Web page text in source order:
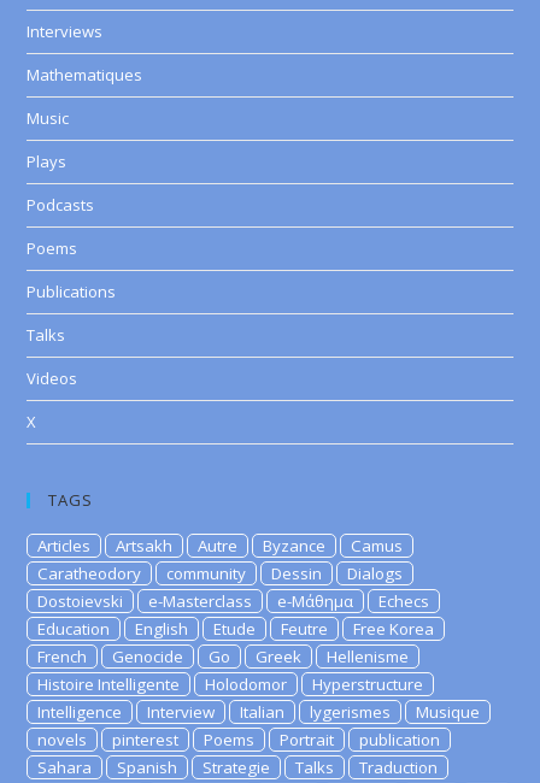
Interviews
Mathematiques
Music
Plays
Podcasts
Poems
Publications
Talks
Videos
X
TAGS
Articles Artsakh Autre Byzance
Camus
Caratheodory
community Dessin
Dialogs
Dostoievski
e-Masterclass e-Μάθημα
Echecs
Education
English Etude Feutre
Free Korea
French
Genocide Go Greek
Hellenisme
Histoire Intelligente
Holodomor
Hyperstructure
Intelligence
Interview Italian lygerismes
Musique
novels
pinterest Poems Portrait
publication
Sahara
Spanish Strategie Talks
Traduction